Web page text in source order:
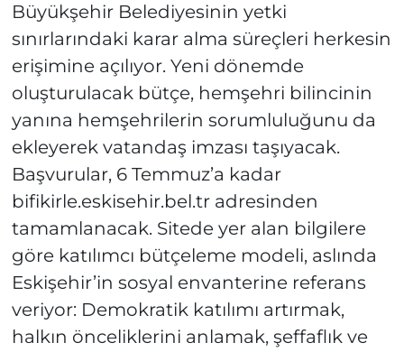
Büyükşehir Belediyesinin yetki
sınırlarındaki karar alma süreçleri herkesin
erişimine açılıyor. Yeni dönemde
oluşturulacak bütçe, hemşehri bilincinin
yanına hemşehrilerin sorumluluğunu da
ekleyerek vatandaş imzası taşıyacak.
Başvurular, 6 Temmuz’a kadar
bifikirle.eskisehir.bel.tr adresinden
tamamlanacak. Sitede yer alan bilgilere
göre katılımcı bütçeleme modeli, aslında
Eskişehir’in sosyal envanterine referans
veriyor: Demokratik katılımı artırmak,
halkın önceliklerini anlamak, şeffaflık ve